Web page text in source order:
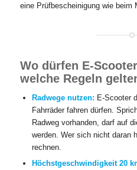
eine Prüfbescheinigung wie beim
Wo dürfen E-
welche Regeln
Radwege nutzen: E-Scooter
Fahrräder fahren dürfen.
Radweg vorhanden, darf auf
werden. Wer sich nicht daran
rechnen.
Höchstgeschwindigkeit 20